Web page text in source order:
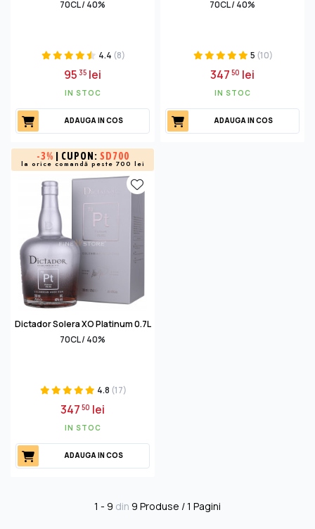
70CL / 40%
4.4 (8)
95 35 lei
IN STOC
ADAUGA IN COS
70CL / 40%
5 (10)
34750 lei
IN STOC
ADAUGA IN COS
-3% | CUPON: SD700
la orice comandă peste 700 lei
Dictador Solera XO Platinum 0.7L
70CL / 40%
4.8 (17)
34750 lei
IN STOC
ADAUGA IN COS
1 - 9 din 9 Produse / 1 Pagini